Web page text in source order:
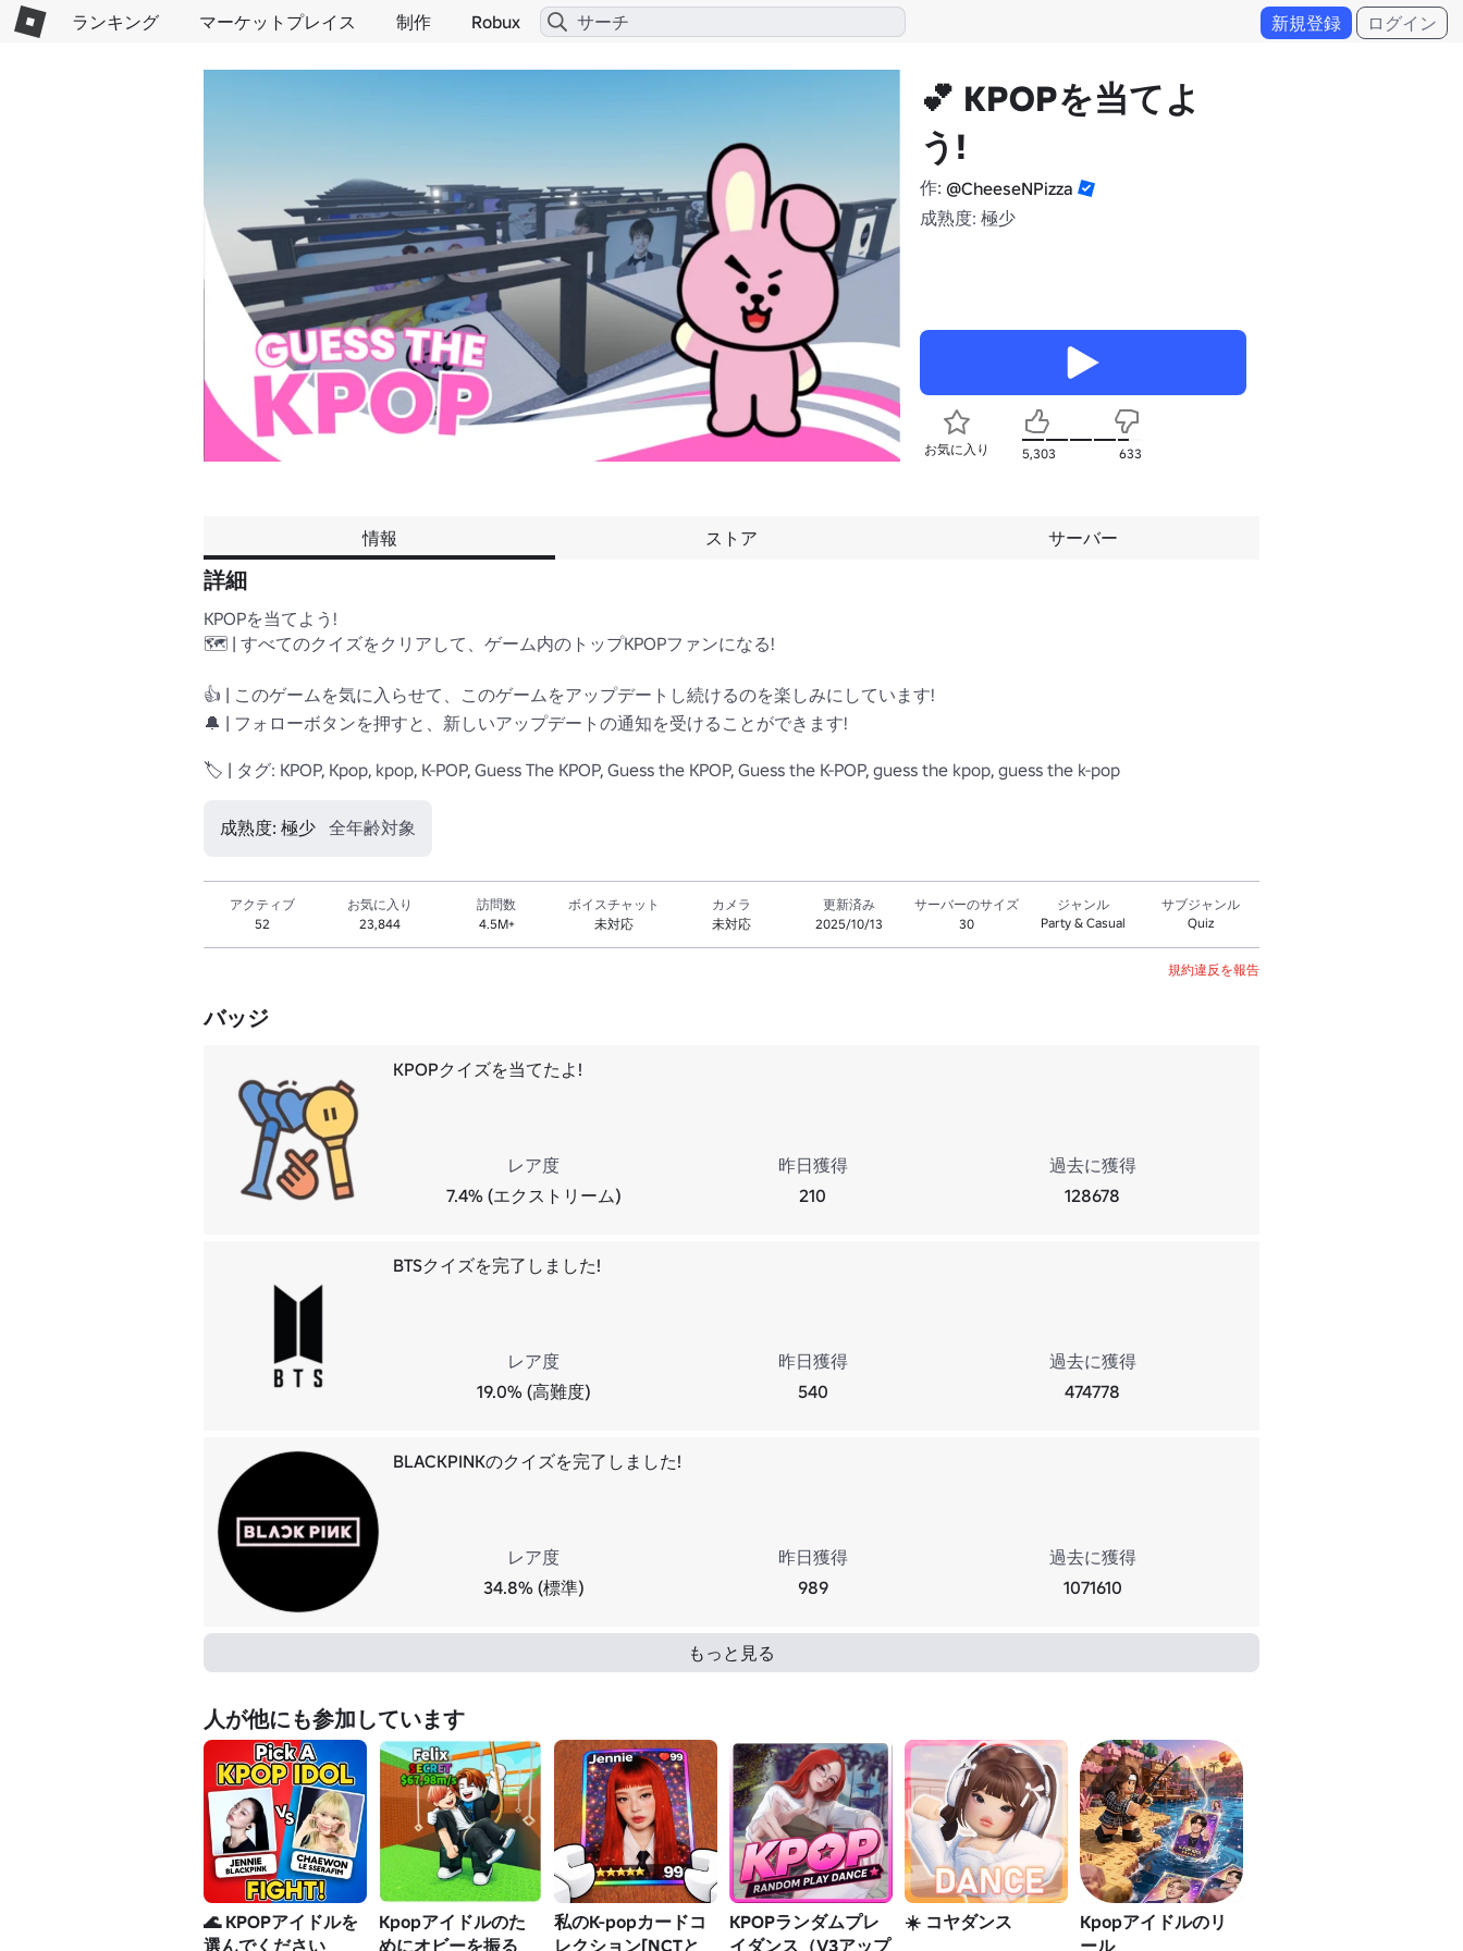
ランキング マーケットプレイス 制作 Robux 新規登録 ログイン
💕 KPOPを当てよ
う!
作: @CheeseNPizza
成熟度: 極少
お気に入り 5,303 633
情報 ストア サーバー
詳細
KPOPを当てよう!
🗺️ | すべてのクイズをクリアして、ゲーム内のトップKPOPファンになる!
👍 | このゲームを気に入らせて、このゲームをアップデートし続けるのを楽しみにしています!
🔔 | フォローボタンを押すと、新しいアップデートの通知を受けることができます!
🏷️ | タグ: KPOP, Kpop, kpop, K-POP, Guess The KPOP, Guess the KPOP, Guess the K-POP, guess the kpop, guess the k-pop
成熟度: 極少 全年齢対象
アクティブ
52
お気に入り
23,844
訪問数
4.5M+
ボイスチャット
未対応
カメラ
未対応
更新済み
2025/10/13
サーバーのサイズ
30
ジャンル
Party & Casual
サブジャンル
Quiz
規約違反を報告
バッジ
KPOPクイズを当てたよ!
レア度
7.4% (エクストリーム)
昨日獲得
210
過去に獲得
128678
BTSクイズを完了しました!
レア度
19.0% (高難度)
昨日獲得
540
過去に獲得
474778
BLACKPINKのクイズを完了しました!
レア度
34.8% (標準)
昨日獲得
989
過去に獲得
1071610
もっと見る
人が他にも参加しています
🌊 KPOPアイドルを
選んでください
Kpopアイドルのた
めにオビーを振る
私のK-popカードコ
レクション[NCTと
KPOPランダムプレ
イダンス（V3アップ
☀️ コヤダンス
Kpopアイドルのリ
ール